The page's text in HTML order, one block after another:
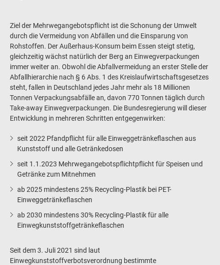
Ziel der Mehrwegangebotspflicht ist die Schonung der Umwelt
durch die Vermeidung von Abfällen und die Einsparung von
Rohstoffen. Der Außerhaus-Konsum beim Essen steigt stetig,
gleichzeitig wächst natürlich der Berg an Einwegverpackungen
immer weiter an. Obwohl die Abfallvermeidung an erster Stelle der
Abfallhierarchie nach § 6 Abs. 1 des Kreislaufwirtschaftsgesetzes
steht, fallen in Deutschland jedes Jahr mehr als 18 Millionen
Tonnen Verpackungsabfälle an, davon 770 Tonnen täglich durch
Take-away Einwegverpackungen. Die Bundesregierung will dieser
Entwicklung in mehreren Schritten entgegenwirken:
seit 2022 Pfandpflicht für alle Einweggetränkeflaschen aus
Kunststoff und alle Getränkedosen
seit 1.1.2023 Mehrwegangebotspflichtpflicht für Speisen und
Getränke zum Mitnehmen
ab 2025 mindestens 25% Recycling-Plastik bei PET-
Einweggetränkeflaschen
ab 2030 mindestens 30% Recycling-Plastik für alle
Einwegkunststoffgetränkeflaschen
Seit dem 3. Juli 2021 sind laut
Einwegkunststoffverbotsverordnung bestimmte